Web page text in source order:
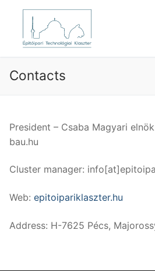
content
Contacts
President – Csaba Magyari
bau.hu
Cluster manager:
Web: epitoipariklaszter.hu
Address: H-7625 Pécs,